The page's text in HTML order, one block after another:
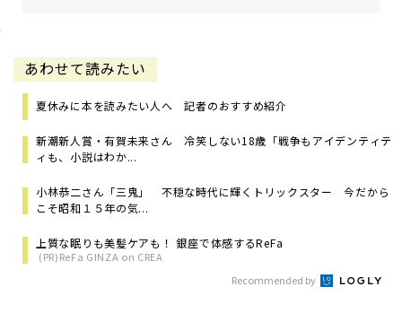
あわせて読みたい
夏休みに本を読みたい人へ 記者のおすすめ紹介
新潮新人賞・有賀未来さん 冷笑しない18歳「戦争もアイデンティテ
ィも、小説はわか...
小林恭二さん「三鬼」 不穏な時代に輝くトリックスター 今だから
こそ昭和１５年の気...
上質な眠りも美髪ケアも！ 銀座で体感するReFa
(PR)ReFa GINZA on CREA
Recommended by